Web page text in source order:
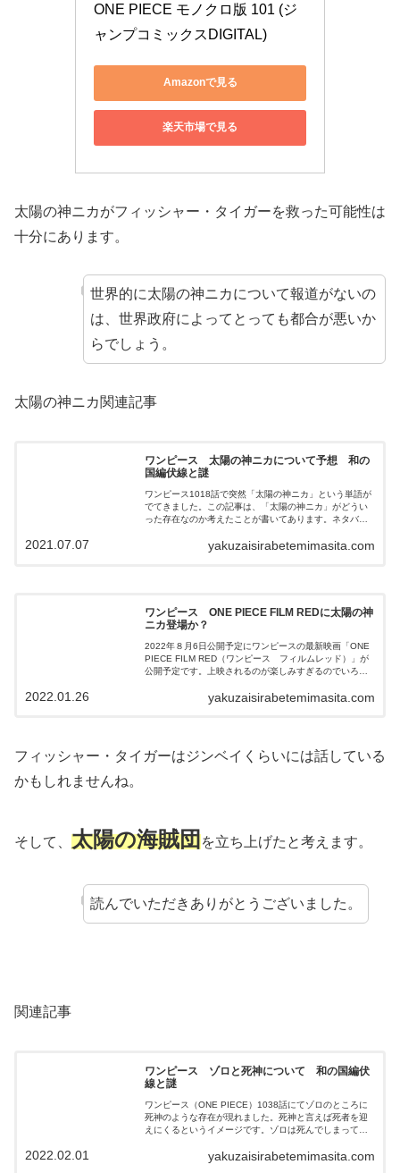
ONE PIECE モノクロ版 101 (ジ
ャンプコミックスDIGITAL)
Amazonで見る
楽天市場で見る
太陽の神ニカがフィッシャー・タイガーを救った可能性は
十分にあります。
世界的に太陽の神ニカについて報道がないの
は、世界政府によってとっても都合が悪いか
らでしょう。
太陽の神ニカ関連記事
ワンピース 太陽の神ニカについて予想 和の
国編伏線と謎
ワンピース1018話で突然「太陽の神ニカ」という単語が
でてきました。この記事は、「太陽の神ニカ」がどうい
った存在なのか考えたことが書いてあります。ネタバレ
yakuzaisirabetemimasita.com
2021.07.07
ワンピース ONE PIECE FILM REDに太陽の神
ニカ登場か？
2022年８月6日公開予定にワンピースの最新映画「ONE
PIECE FILM RED（ワンピース フィルムレッド）」が
公開予定です。上映されるのが楽しみすぎるのでいろい
ニカが関わってくるのではないかと思うようになりまし
yakuzaisirabetemimasita.com
2022.01.26
フィッシャー・タイガーはジンベイくらいには話している
かもしれませんね。
そして、 太陽の海賊団を立ち上げたと考えます。
読んでいただきありがとうございました。
関連記事
ワンピース ゾロと死神について 和の国編伏
線と謎
ワンピース（ONE PIECE）1038話にてゾロのところに
死神のような存在が現れました。死神と言えば死者を迎
えにくるというイメージです。ゾロは死んでしまっても
死神が来てもおかしくありません。しかし、ワンピース
yakuzaisirabetemimasita.com
2022.02.01